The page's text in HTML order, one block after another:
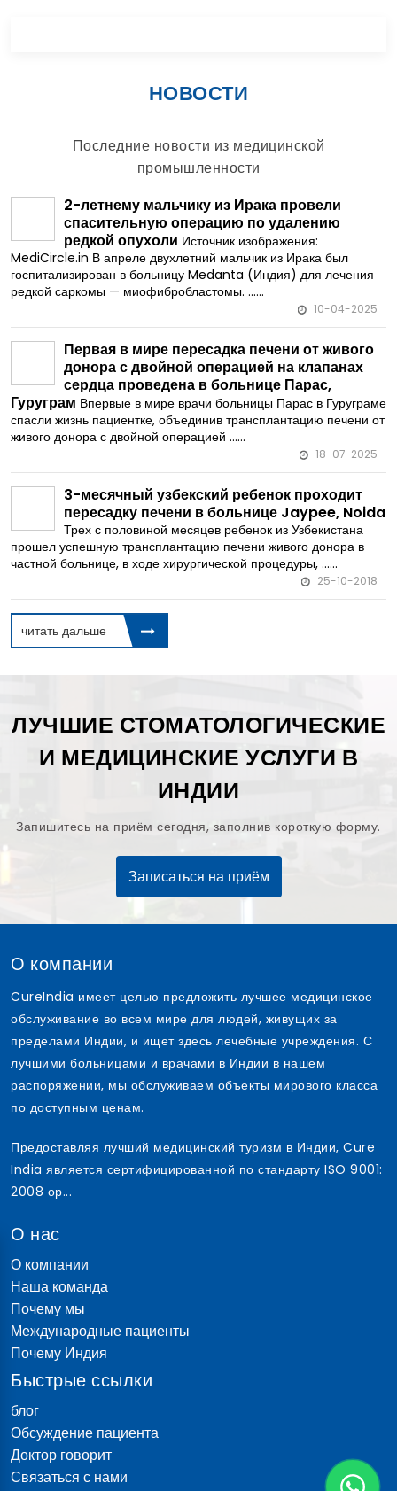
НОВОСТИ
Последние новости из медицинской
промышленности
2-летнему мальчику из Ирака провели
спасительную операцию по удалению
редкой опухоли Источник изображения:
MediCircle.in В апреле двухлетний мальчик из Ирака был
госпитализирован в больницу Medanta (Индия) для лечения
редкой саркомы — миофибробластомы. ......
10-04-2025
Первая в мире пересадка печени от живого
донора с двойной операцией на клапанах
сердца проведена в больнице Парас,
Гуруграм Впервые в мире врачи больницы Парас в Гуруграме
спасли жизнь пациентке, объединив трансплантацию печени от
живого донора с двойной операцией ......
18-07-2025
3-месячный узбекский ребенок проходит
пересадку печени в больнице Jaypee, Noida
Трех с половиной месяцев ребенок из Узбекистана
прошел успешную трансплантацию печени живого донора в
частной больнице, в ходе хирургической процедуры, ......
25-10-2018
читать дальше
ЛУЧШИЕ СТОМАТОЛОГИЧЕСКИЕ
И МЕДИЦИНСКИЕ УСЛУГИ В
ИНДИИ
Запишитесь на приём сегодня, заполнив короткую форму.
Записаться на приём
О компании
CureIndia имеет целью предложить лучшее медицинское
обслуживание во всем мире для людей, живущих за
пределами Индии, и ищет здесь лечебные учреждения. С
лучшими больницами и врачами в Индии в нашем
распоряжении, мы обслуживаем объекты мирового класса
по доступным ценам.
Предоставляя лучший медицинский туризм в Индии, Cure
India является сертифицированной по стандарту ISO 9001:
2008 ор...
О нас
О компании
Наша команда
Почему мы
Международные пациенты
Почему Индия
Быстрые ссылки
блог
Обсуждение пациента
Доктор говорит
Связаться с нами